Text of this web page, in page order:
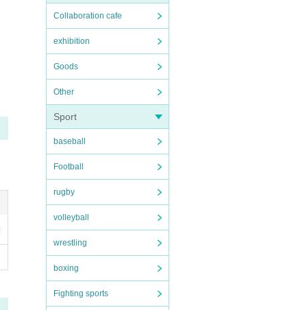
Collaboration cafe
exhibition
Goods
Other
Sport
baseball
Football
rugby
volleyball
wrestling
boxing
Fighting sports